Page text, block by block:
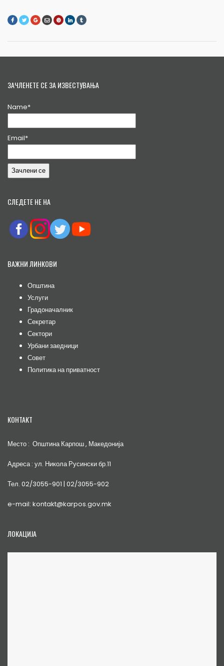
ЗАЧЛЕНЕТЕ СЕ ЗА ИЗВЕСТУВАЊА
Name*
Email*
СЛЕДЕТЕ НЕ НА
ВАЖНИ ЛИНКОВИ
Општина
Услуги
Градоначалник
Секретар
Сектори
Урбани заедници
Совет
Политика на приватност
КОНТАКТ
Место : Општина Карпош , Македонија
Адреса : ул. Никола Русински бр.11
Тел. 02/3055-901 | 02/3055-902
e-mail: kontakt@karpos.gov.mk
ЛОКАЦИЈА